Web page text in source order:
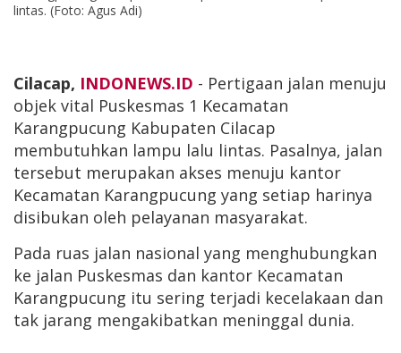
lintas. (Foto: Agus Adi)
Cilacap, INDONEWS.ID - Pertigaan jalan menuju
objek vital Puskesmas 1 Kecamatan
Karangpucung Kabupaten Cilacap
membutuhkan lampu lalu lintas. Pasalnya, jalan
tersebut merupakan akses menuju kantor
Kecamatan Karangpucung yang setiap harinya
disibukan oleh pelayanan masyarakat.
Pada ruas jalan nasional yang menghubungkan
ke jalan Puskesmas dan kantor Kecamatan
Karangpucung itu sering terjadi kecelakaan dan
tak jarang mengakibatkan meninggal dunia.